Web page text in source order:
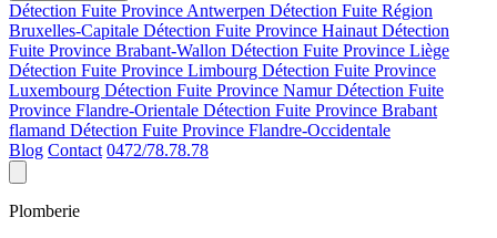
Détection Fuite Province Antwerpen Détection Fuite Région
Bruxelles-Capitale Détection Fuite Province Hainaut Détection
Fuite Province Brabant-Wallon Détection Fuite Province Liège
Détection Fuite Province Limbourg Détection Fuite Province
Luxembourg Détection Fuite Province NamurDétection Fuite
Province Flandre-Orientale Détection Fuite Province Brabant
flamand Détection Fuite Province Flandre-Occidentale
Blog Contact 0472/78.78.78
Plomberie